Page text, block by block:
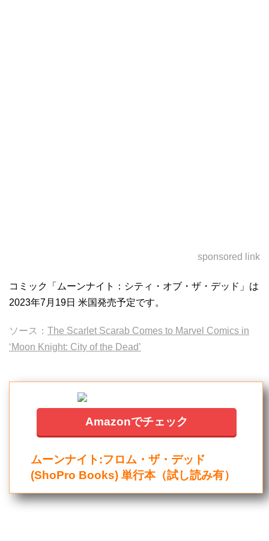
sponsored link
コミック「ムーンナイト：シティ・オブ・ザ・デッド」は
2023年7月19日 米国発売予定です。
ソース： The Scarlet Scarab Comes to Marvel Comics in
‘Moon Knight: City of the Dead’
Amazonでチェック
ムーンナイト:フロム・ザ・デッド
(ShoPro Books) 単行本（試し読み有）